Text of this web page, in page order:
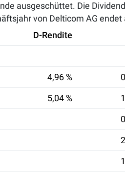
ausgeschüttet. Die
von Delticom AG endet
D-Rendite
4,96 %
5,04 %